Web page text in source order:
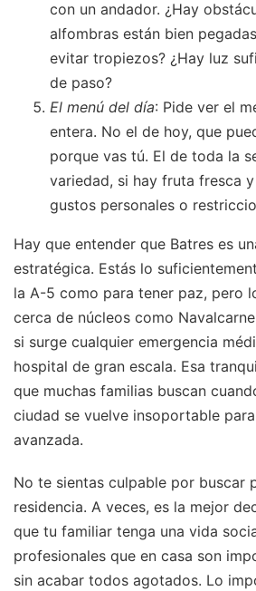
con un andador. ¿Hay
alfombras están bien
evitar tropiezos? ¿Hay luz
de paso?
El menú del día: Pide ver el
entera. No el de hoy, que
porque vas tú. El de toda la
variedad, si hay fruta fresca
gustos personales o
Hay que entender que Batres es
estratégica. Estás lo
la A-5 como para tener paz, pero
cerca de núcleos como
si surge cualquier emergencia
hospital de gran escala. Esa
que muchas familias buscan
ciudad se vuelve insoportable
avanzada.
No te sientas culpable por buscar
residencia. A veces, es la mejor
que tu familiar tenga una vida
profesionales que en casa son
sin acabar todos agotados. Lo